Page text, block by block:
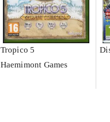
Tropico 5
Haemimont Games